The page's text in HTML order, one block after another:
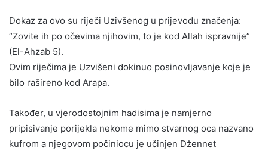
Dokaz za ovo su riječi Uzivšenog u prijevodu značenja:
“Zovite ih po očevima njihovim, to je kod Allah ispravnije”
(El-Ahzab 5).
Ovim riječima je Uzvišeni dokinuo posinovljavanje koje je
bilo rašireno kod Arapa.
Također, u vjerodostojnim hadisima je namjerno
pripisivanje porijekla nekome mimo stvarnog oca nazvano
kufrom a njegovom počiniocu je učinjen Džennet